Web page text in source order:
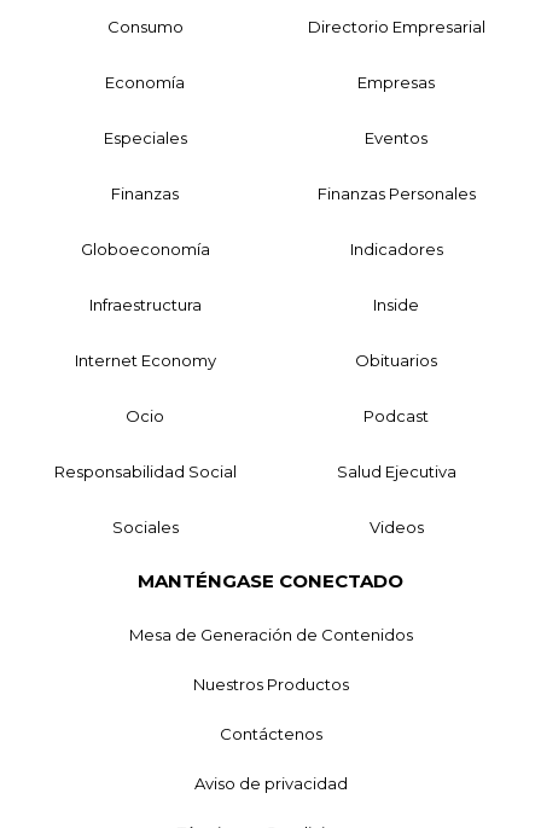
Consumo Directorio Empresarial
Economía Empresas
Especiales Eventos
Finanzas Finanzas Personales
Globoeconomía Indicadores
Infraestructura Inside
Internet Economy Obituarios
Ocio Podcast
Responsabilidad Social Salud Ejecutiva
Sociales Videos
MANTÉNGASE CONECTADO
Mesa de Generación de Contenidos
Nuestros Productos
Contáctenos
Aviso de privacidad